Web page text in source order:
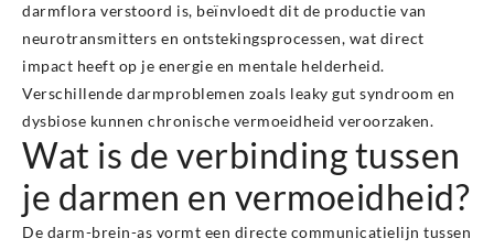
darmflora verstoord is, beïnvloedt dit de productie van
neurotransmitters en ontstekingsprocessen, wat direct
impact heeft op je energie en mentale helderheid.
Verschillende darmproblemen zoals leaky gut syndroom en
dysbiose kunnen chronische vermoeidheid veroorzaken.
Wat is de verbinding tussen
je darmen en vermoeidheid?
De darm-brein-as vormt een directe communicatielijn tussen